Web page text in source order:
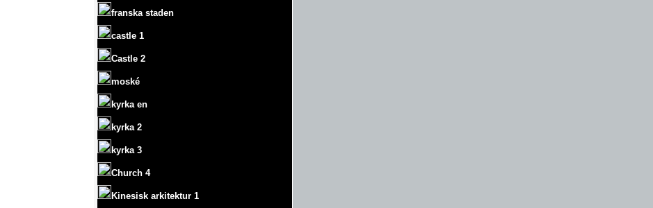
franska staden
castle 1
Castle 2
moské
kyrka en
kyrka 2
kyrka 3
Church 4
Kinesisk arkitektur 1